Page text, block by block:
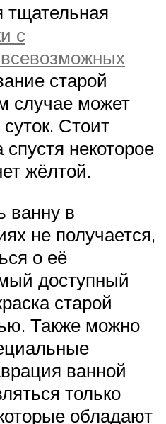
тщательная
с
старой
случае может
Стоит
некоторое
жёлтой.
ванну в
не получается,
о её
доступный
старой
Также можно
ванной
только
обладают